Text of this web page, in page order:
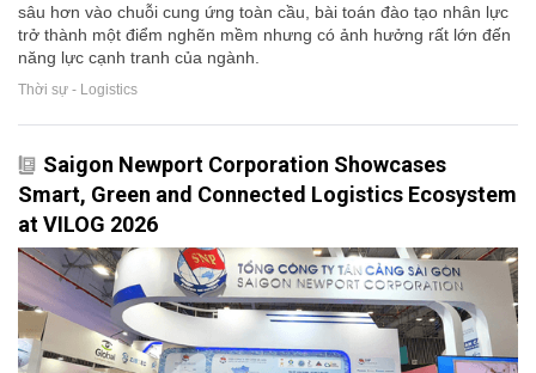
sâu hơn vào chuỗi cung ứng toàn cầu, bài toán đào tạo nhân lực
trở thành một điểm nghẽn mềm nhưng có ảnh hưởng rất lớn đến
năng lực cạnh tranh của ngành.
Thời sự - Logistics
Saigon Newport Corporation Showcases
Smart, Green and Connected Logistics Ecosystem
at VILOG 2026